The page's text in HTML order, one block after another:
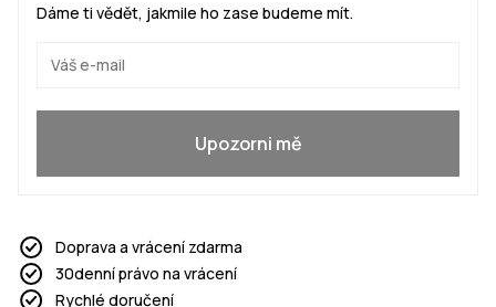
Dáme ti vědět, jakmile ho zase budeme mít.
Upozorni mě
Doprava a vrácení zdarma
30denní právo na vrácení
Rychlé doručení